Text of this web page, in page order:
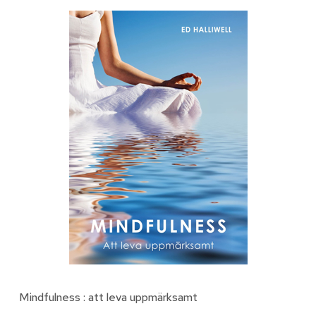
Mindfulness : att leva uppmärksamt